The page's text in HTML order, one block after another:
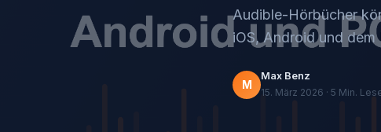
Audible-Hörbücher
iOS, Android und
M
Max Benz
15. März 2026 · 5 Min.